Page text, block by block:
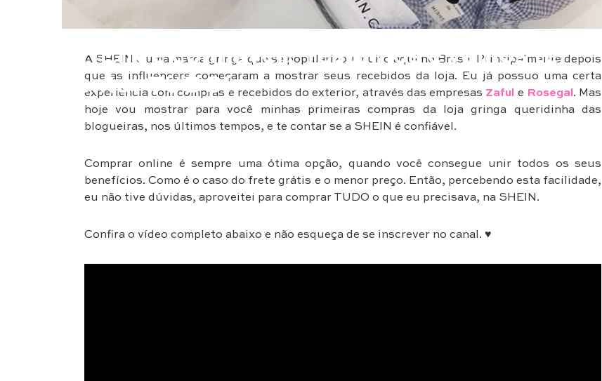
SHEIN é confiável? Testamos e vamos te
contar TUDO!
A SHEIN é uma marca gringa que se popularizou muito aqui no Brasil. Principalmente depois
que as influencers começaram a mostrar seus recebidos da loja. Eu já possuo uma certa
experiência com compras e recebidos do exterior, através das empresas Zaful e Rosegal . Mas
hoje vou mostrar para você minhas primeiras compras da loja gringa queridinha das
blogueiras, nos últimos tempos, e te contar se a SHEIN é confiável.
Comprar online é sempre uma ótima opção, quando você consegue unir todos os seus
benefícios. Como é o caso do frete grátis e o menor preço. Então, percebendo esta facilidade,
eu não tive dúvidas, aproveitei para comprar TUDO o que eu precisava, na SHEIN.
Confira o vídeo completo abaixo e não esqueça de se inscrever no canal. ♥